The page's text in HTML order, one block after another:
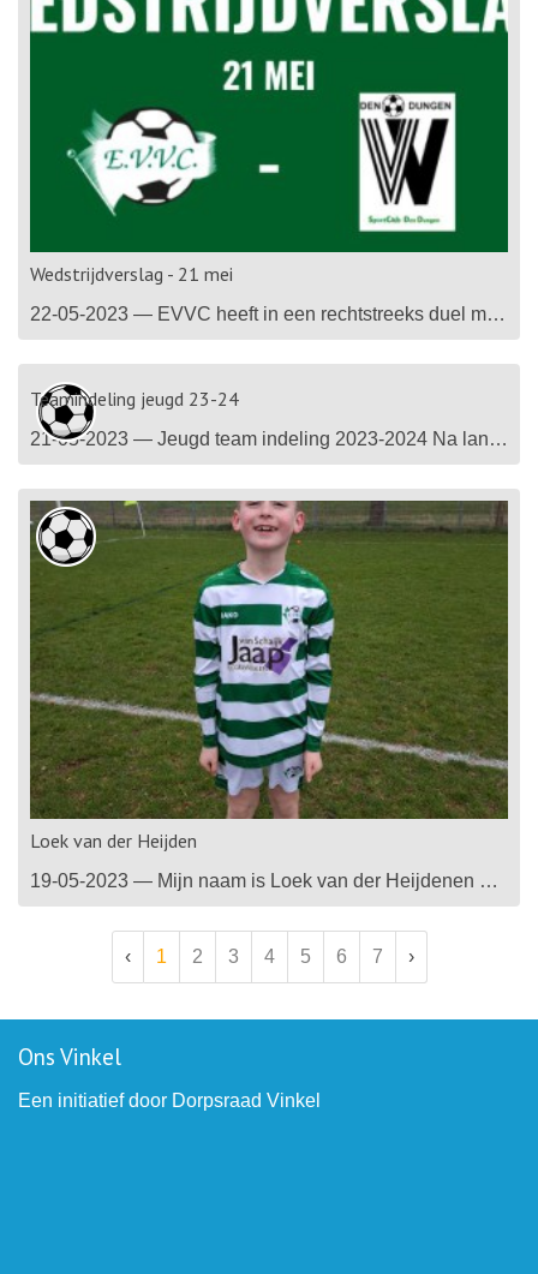
Wedstrijdverslag - 21 mei
22-05-2023 — EVVC heeft in een rechtstreeks duel met concurrent Den Dungen een plek in de nacompetitie afgedwongen. In een spannende wedstrijd ontlopen beide ploegen elkaar lange tijd weinig, maar in het laatste kwart van de wedstrijd neemt EVVC het heft in handen. Na de prachtige openingstreffer van aanvoerder Gerwin van den Boom is het hek van de dam en loopt...
Teamindeling jeugd 23-24
21-05-2023 — Jeugd team indeling 2023-2024 Na lang overleg hebben we de team indeling klaar mocht je vragen hierover hebben graag via wedstrijdjeugd@evvc.nl reageren,
Loek van der Heijden
19-05-2023 — Mijn naam is Loek van der Heijdenen ben 8 jaar. Speel in de JO8-1 van EVVC. De positie waar ik stais als verdediger/ middenvelder.Mijn favoriete club is AJAX en favoriete speler Tadic.
‹ 1 2 3 4 5 6 7 ›
Ons Vinkel
Een initiatief door Dorpsraad Vinkel